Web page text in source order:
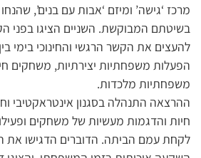
מרכז ‘גישה’ ומיזם ‘אבות עם בנים’,
בשיטתם המבוקשת. השניים הציגו בפני
להעצים את הקשר הרגשי והחינוכי בימי
הפעלות משפחתיות יצירתיות, משחקים
משפחתיות מלכדות.
ההרצאה התנהלה בסגנון אינטראקטיבי
חיות והדגמות מעשיות של משחקים
לקחת עמם הביתה. הדוברים הדגישו את